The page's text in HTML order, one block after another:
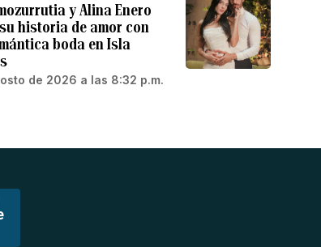
y Alina Enero
historia de amor con
boda en Isla
de 2026 a las 8:32 p.m.